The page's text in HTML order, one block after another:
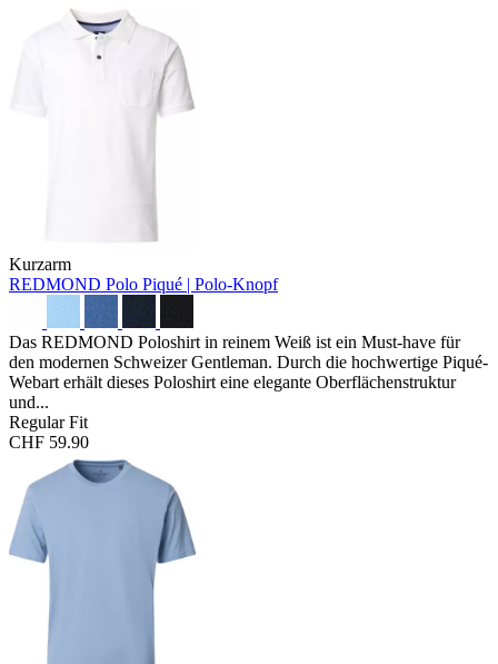
Kurzarm
REDMOND Polo Piqué | Polo-Knopf
Das REDMOND Poloshirt in reinem Weiß ist ein Must-have für
den modernen Schweizer Gentleman. Durch die hochwertige Piqué-
Webart erhält dieses Poloshirt eine elegante Oberflächenstruktur
und...
Regular Fit
CHF 59.90